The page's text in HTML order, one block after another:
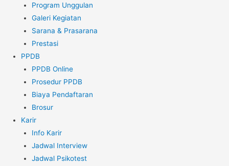
Program Unggulan
Galeri Kegiatan
Sarana & Prasarana
Prestasi
PPDB
PPDB Online
Prosedur PPDB
Biaya Pendaftaran
Brosur
Karir
Info Karir
Jadwal Interview
Jadwal Psikotest